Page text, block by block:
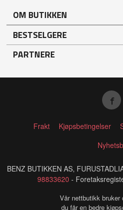
OM BUTIKKEN
BESTSELGERE
PARTNERE
Frakt Kjøpsbetingelser
BENZ BUTIKKEN AS,
98833620 -
Vår nettbutikk
du får en bedre